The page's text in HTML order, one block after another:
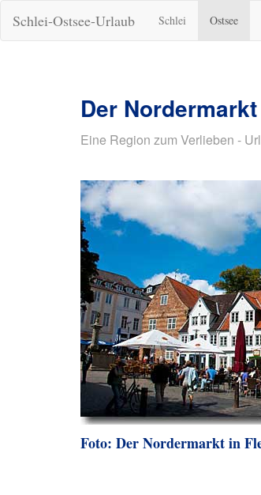
Schlei-Ostsee-Urlaub Schlei Ostsee
Der
Eine Region zum Verlieben -
Foto: Der Nordermarkt in